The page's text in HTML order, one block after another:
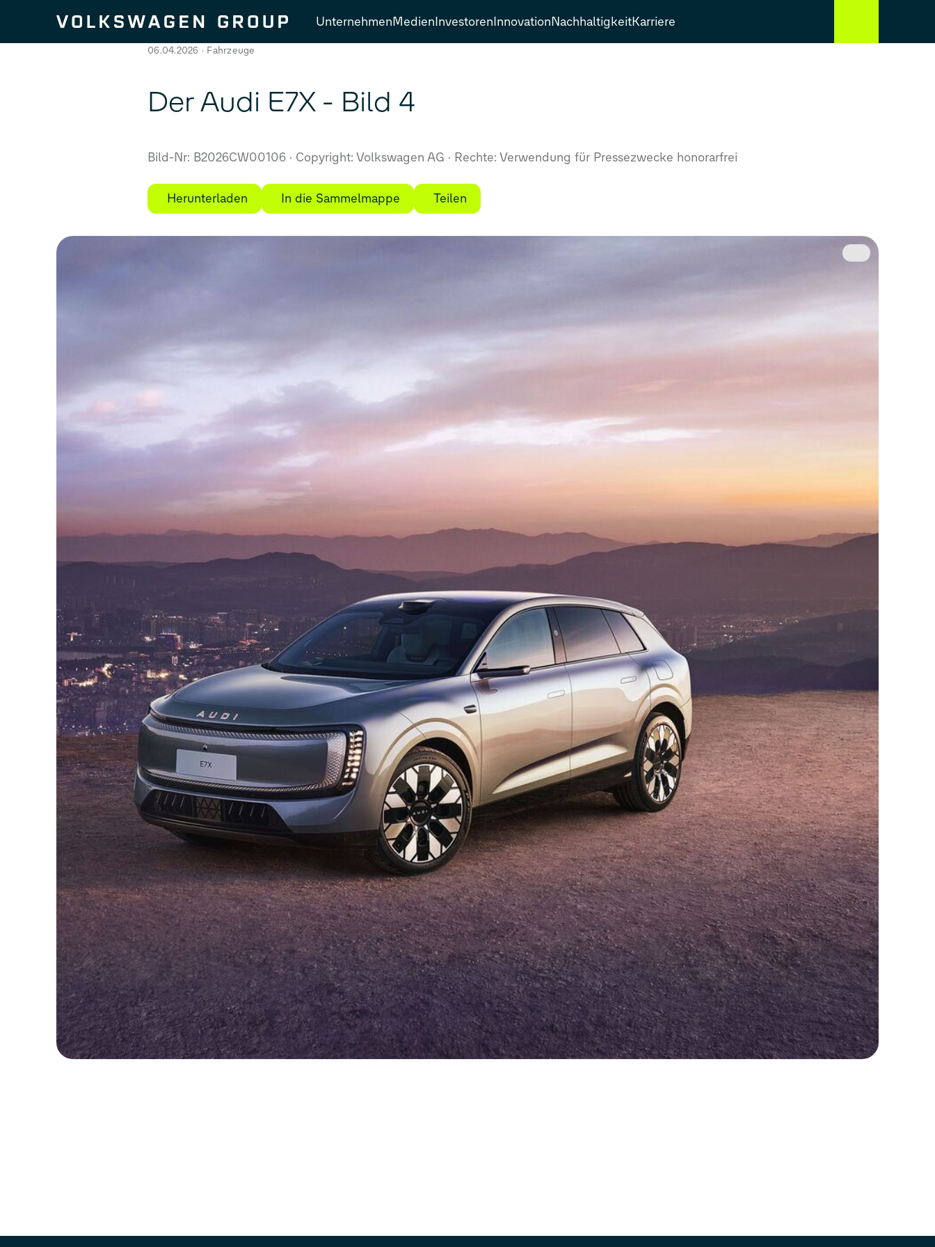
UnternehmenMedienInvestorenInnovationNachhaltigkeitKarriere
06.04.2026 Fahrzeuge
Der Audi E7X - Bild 4
Bild-Nr: B2026CW00106 Copyright: Volkswagen AG Rechte: Verwendung für Pressezwecke honorarfrei
Herunterladen In die Sammelmappe Teilen